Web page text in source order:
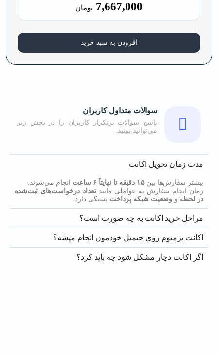
7,667,000 تومان
افزودن به سبد خرید
سوالات متداول کاربران
پاسخ سوالات پرتکرار کاربران را در بخش زیر
می‌توانید ببینید.
مدت زمان تحویل اکانت
بیشتر سفارش‌ها بین ۱۵ دقیقه تا نهایتاً ۶ ساعت
انجام می‌شوند.
زمان انجام سفارش به عواملی مانندتعداد درخواست‌های ثبت‌شده
در لحظه و وضعیت شبکه پرداخت بستگی دارد.
مراحل خرید اکانت به چه صورت است؟
اکانت پرمیوم روی جیمیل خودمون انجام میشه؟
اگر اکانت دچار مشکل شود چه باید کرد؟